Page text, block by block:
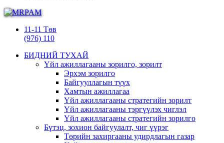
11-11 Төв
(976) 110
БИДНИЙ ТУХАЙ
Үйл ажиллагааны зорилго, зорилт
Эрхэм зорилго
Байгууллагын түүх
Хамтын ажиллагаа
Үйл ажиллагааны стратегийн зорилт
Үйл ажиллагааны тэргүүлэх чиглэл
Үйл ажиллагааны стратегийн зорилго
Бүтэц, зохион байгуулалт, чиг үүрэг
Төрийн захиргааны удирдлагын газар